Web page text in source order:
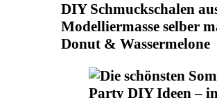
DIY Schmuckschalen
Modelliermasse selber
Donut & Wassermelone